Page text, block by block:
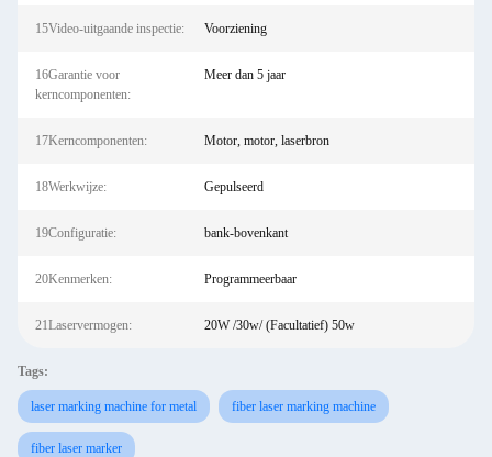
15Video-uitgaande inspectie: Voorziening
16Garantie voor
kerncomponenten:
Meer dan 5 jaar
17Kerncomponenten: Motor, motor, laserbron
18Werkwijze: Gepulseerd
19Configuratie: bank-bovenkant
20Kenmerken: Programmeerbaar
21Laservermogen: 20W /30w/ (Facultatief) 50w
Tags:
laser marking machine for metal fiber laser marking machine
fiber laser marker